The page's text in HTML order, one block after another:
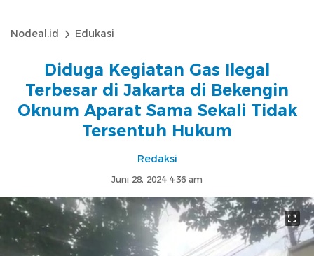
Nodeal.id Edukasi
Diduga Kegiatan Gas Ilegal
Terbesar di Jakarta di Bekengin
Oknum Aparat Sama Sekali Tidak
Tersentuh Hukum
Redaksi
Juni 28, 2024 4:36 am